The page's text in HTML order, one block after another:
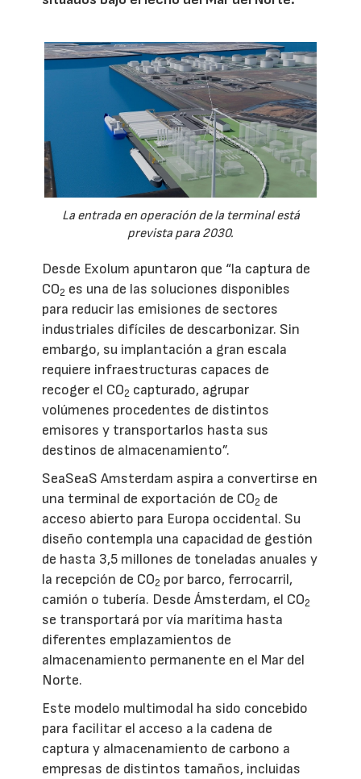
La entrada en operación de la terminal está
prevista para 2030.
Desde Exolum apuntaron que “la captura de
CO2 es una de las soluciones disponibles
para reducir las emisiones de sectores
industriales difíciles de descarbonizar. Sin
embargo, su implantación a gran escala
requiere infraestructuras capaces de
recoger el CO2 capturado, agrupar
volúmenes procedentes de distintos
emisores y transportarlos hasta sus
destinos de almacenamiento”.
SeaSeaS Amsterdam aspira a convertirse en
una terminal de exportación de CO2 de
acceso abierto para Europa occidental. Su
diseño contempla una capacidad de gestión
de hasta 3,5 millones de toneladas anuales y
la recepción de CO2 por barco, ferrocarril,
camión o tubería. Desde Ámsterdam, el CO2
se transportará por vía marítima hasta
diferentes emplazamientos de
almacenamiento permanente en el Mar del
Norte.
Este modelo multimodal ha sido concebido
para facilitar el acceso a la cadena de
captura y almacenamiento de carbono a
empresas de distintos tamaños, incluidas